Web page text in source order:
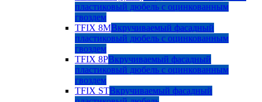
пластиковый дюбель с оцинкованным
гвоздем
TFIX 8MВкручиваемый фасадный
пластиковый дюбель с оцинкованным
гвоздем
TFIX 8PВкручиваемый фасадный
пластиковый дюбель с оцинкованным
гвоздем
TFIX STВкручиваемый фасадный